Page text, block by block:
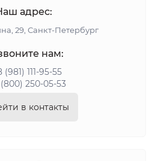
адрес:
29, Санкт-Петербург
нам:
(981) 111-95-55
250-05-53
в контакты